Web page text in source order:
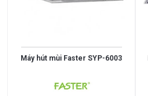
Máy hút mùi Faster SYP-6003